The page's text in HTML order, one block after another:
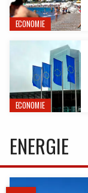
ECONOMIE
ECONOMIE
ENERGIE